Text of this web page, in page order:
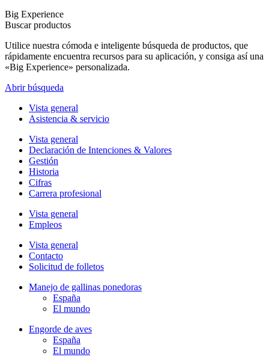
Big Experience
Buscar productos
Utilice nuestra cómoda e inteligente búsqueda de productos, que
rápidamente encuentra recursos para su aplicación, y consiga así una
«Big Experience» personalizada.
Abrir búsqueda
Vista general
Asistencia & servicio
Vista general
Declaración de Intenciones & Valores
Gestión
Historia
Cifras
Carrera profesional
Vista general
Empleos
Vista general
Contacto
Solicitud de folletos
Manejo de gallinas ponedoras
España
El mundo
Engorde de aves
España
El mundo